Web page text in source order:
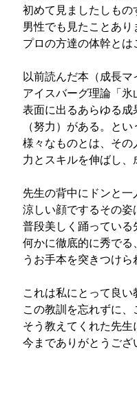
初めて見ましたしも
男性でも見たことあり
プロの方達の体幹と
以前読んだ本（成長
アイスバーグ理論「
表面に出るあらゆる
（努力）がある。と
様々なものとは、そ
力とスキルを伸ばし
先生の背中にドンと
涼しい顔でするその
普段美しく踊ってい
何かに徹底的に秀で
うお手本を突きつけ
これは私にとって良
この教訓を忘れずに
そう教えてくれた先生
今までありがとうござ